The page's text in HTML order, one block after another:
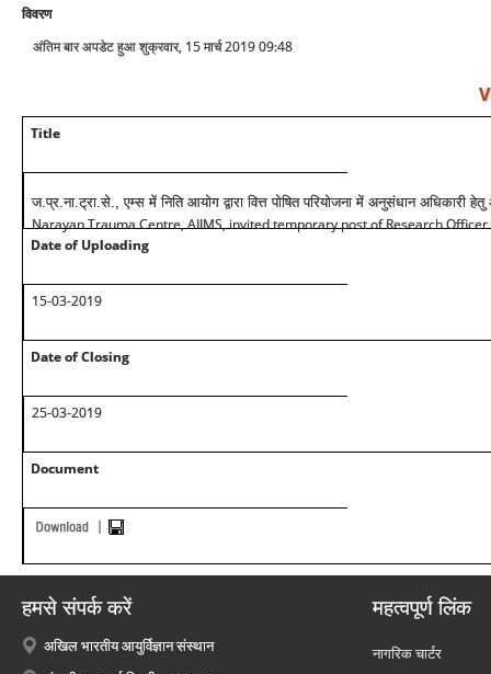
विवरण
अंतिम बार अपडेट हुआ शुक्रवार, 15 मार्च 2019 09:48
Title
ज.प्र.ना.ट्रा.से., एम्स में निति आयोग द्वारा वित्त पोषित परियोजना में अनुसंधान अधिकारी
Narayan Trauma Centre, AIIMS, invited temporary post of Research
Date of Uploading
15-03-2019
Date of Closing
25-03-2019
Document
हमसे संपर्क करें
अखिल भारतीय आयुर्विज्ञान संस्थान
महत्वपूर्ण लिंक
नागरिक चार्टर